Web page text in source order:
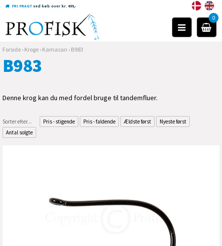
FRI FRAGT ved køb over kr. 499,-
0
Forside › Kroge › Kamasan › B983
B983
Denne krog kan du med fordel bruge til tandemfluer.
Sorter efter... Pris - stigende Pris - faldende Ældste først
Nyeste først
Antal solgte